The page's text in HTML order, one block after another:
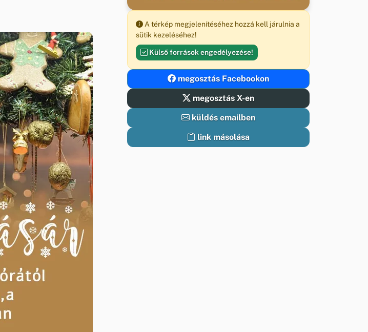
A térkép megjelenítéséhez hozzá kell járulnia a
sütik kezeléséhez!
Külső források engedélyezése!
megosztás Facebookon
megosztás X-en
küldés emailben
link másolása